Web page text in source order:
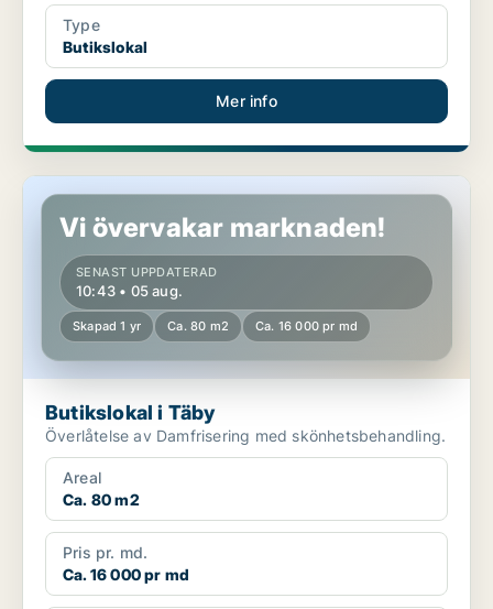
Type
Butikslokal
Mer info
Butikslokal i Täby
Vi övervakar marknaden!
SENAST UPPDATERAD
10:43 • 05 aug.
Skapad 1 yr Ca. 80 m2 Ca. 16 000 pr md
Butikslokal i Täby
Överlåtelse av Damfrisering med skönhetsbehandling.
Areal
Ca. 80 m2
Pris pr. md.
Ca. 16 000 pr md